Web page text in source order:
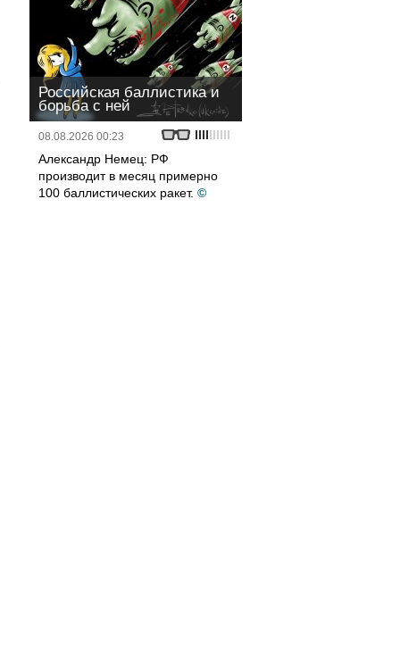
Российская баллистика и
борьба с ней
08.08.2026 00:23
Александр Немец: РФ
производит в месяц примерно
100 баллистических ракет. ©